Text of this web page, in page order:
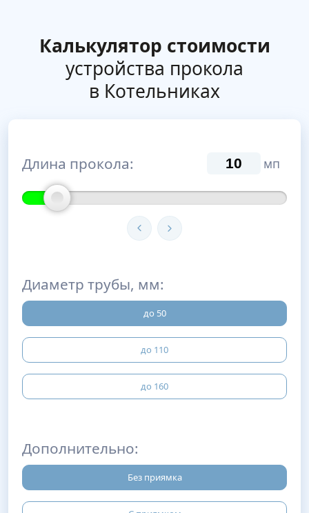
Калькулятор стоимости
устройства прокола
в Котельниках
Длина прокола: мп
Диаметр трубы, мм:
до 50
до 110
до 160
Дополнительно:
Без приямка